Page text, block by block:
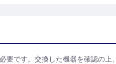
要です。交換した機器を確認の上